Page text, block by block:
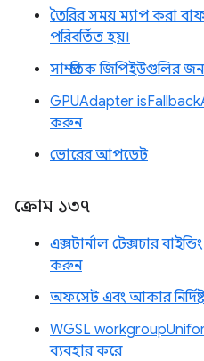
তৈরির সময় ম্যাপ করা
পরিবর্তিত হয়।
সাম্প্রতিক জিপিইউগুলির জন্য
GPUAdapter
করুন
ভোরের আপডেট
ক্রোম ১৩৭
এক্সটার্নাল টেক্সচার
করুন
অফসেট এবং আকার
WGSL
ব্যবহার করে